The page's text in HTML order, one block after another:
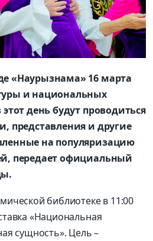
«Наурызнама» 16 марта
и национальных
день будут проводиться
представления и другие
на популяризацию
передает официальный
библиотеке в 11:00
«Национальная
сущность». Цель –